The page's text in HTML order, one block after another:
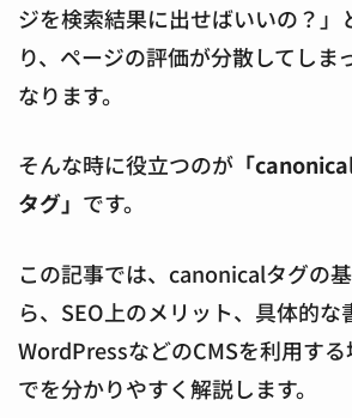
ジを検索結果に出せばいいの？」
り、ページの評価が分散してしま
なります。
そんな時に役立つのが 「
タグ」 です。
この記事では、canonicalタグの
ら、SEO上のメリット、具体的な
WordPressなどのCMSを利用す
でを分かりやすく解説します。